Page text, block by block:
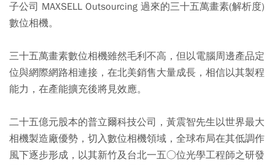
子公司 MAXSELL Outsourcing 過來的三十五萬畫素(解析度)
數位相機。
三十五萬畫素數位相機雖然毛利不高，但以電腦周邊產品定
位與網際網路相連接，在北美銷售大量成長，相信以其製程
能力，在產能擴充後將見效應。
二十五億元股本的普立爾科技公司，黃震智先生以世界最大
相機製造廠優勢，切入數位相機領域，全球布局在其低調作
風下逐步形成，以其新竹及台北一五○位光學工程師之研發